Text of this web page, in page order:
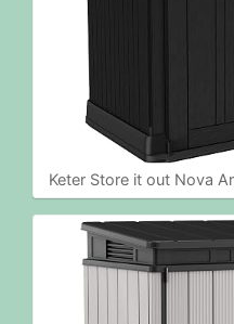
Keter Store it out Nova